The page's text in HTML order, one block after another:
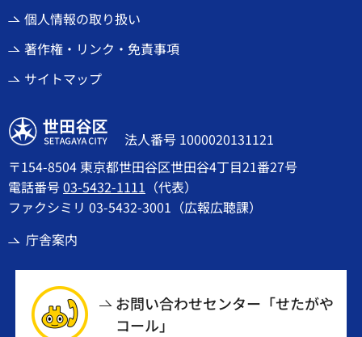
個人情報の取り扱い
著作権・リンク・免責事項
サイトマップ
世田谷区
法人番号 1000020131121
〒154-8504 東京都世田谷区世田谷4丁目21番27号
電話番号03-5432-1111 （代表）
ファクシミリ 03-5432-3001（広報広聴課）
庁舎案内
お問い合わせセンター「せたがや
コール」